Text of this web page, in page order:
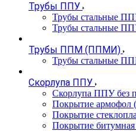
Трубы ППУ
Трубы стальные
Трубы стальные
Трубы ППМ (ППМИ)
Трубы стальные
Скорлупа ППУ
Скорлупа ППУ без
Покрытие армофол
Покрытие
Покрытие битумная